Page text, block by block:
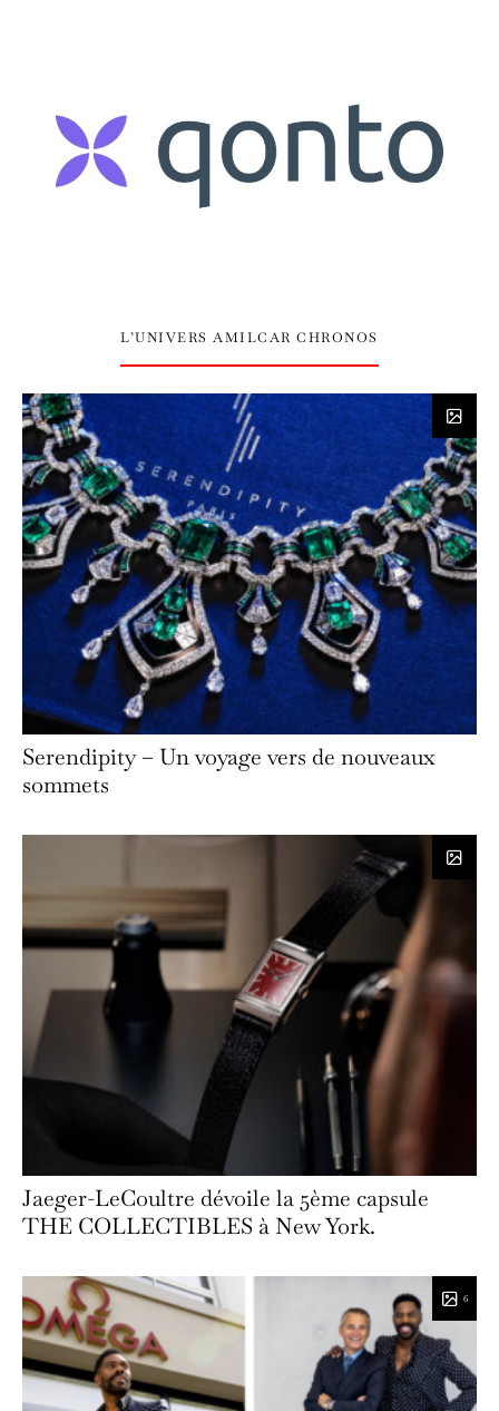
L’UNIVERS AMILCAR CHRONOS
Serendipity – Un voyage vers de nouveaux
sommets
Jaeger-LeCoultre dévoile la 5ème capsule
THE COLLECTIBLES à New York.
6